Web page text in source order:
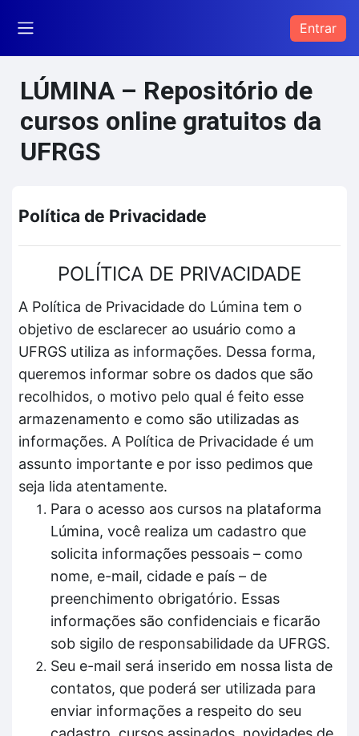
Entrar
LÚMINA – Repositório de
cursos online gratuitos da
UFRGS
Política de Privacidade
POLÍTICA DE PRIVACIDADE
A Política de Privacidade do Lúmina tem o
objetivo de esclarecer ao usuário como a
UFRGS utiliza as informações. Dessa forma,
queremos informar sobre os dados que são
recolhidos, o motivo pelo qual é feito esse
armazenamento e como são utilizadas as
informações. A Política de Privacidade é um
assunto importante e por isso pedimos que
seja lida atentamente.
Para o acesso aos cursos na plataforma
Lúmina, você realiza um cadastro que
solicita informações pessoais – como
nome, e-mail, cidade e país – de
preenchimento obrigatório. Essas
informações são confidenciais e ficarão
sob sigilo de responsabilidade da UFRGS.
Seu e-mail será inserido em nossa lista de
contatos, que poderá ser utilizada para
enviar informações a respeito do seu